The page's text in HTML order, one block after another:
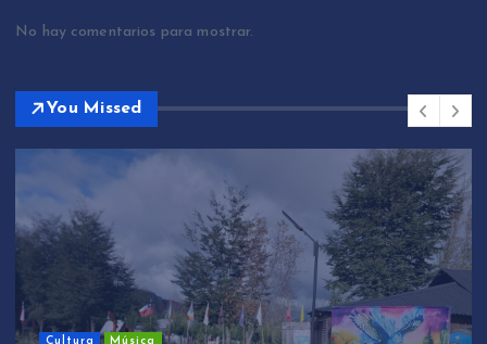
No hay comentarios para mostrar.
You Missed
Sin categoría